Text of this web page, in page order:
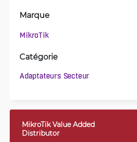
Marque
MikroTik
Catégorie
Adaptateurs Secteur
MikroTik Value Added
Distributor